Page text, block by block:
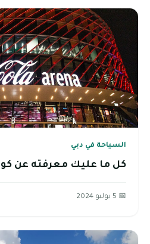
السياحة في دبي
كل ما عليك معرفته عن
📅 5 يوليو 2024